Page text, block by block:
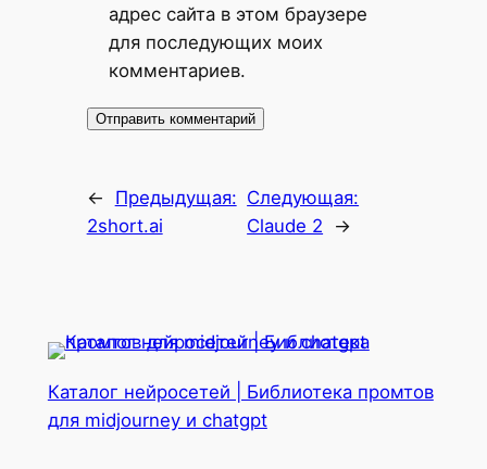
адрес сайта в этом браузере
для последующих моих
комментариев.
←
Предыдущая:
2short.ai
Следующая:
Claude 2
→
Каталог нейросетей | Библиотека промтов
для midjourney и chatgpt